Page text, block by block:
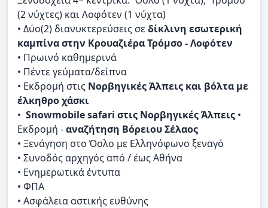
(2 νύχτες) και Λοφότεν (1 νύχτα)
• Δύο(2) διανυκτερεύσεις σεδίκλινη εσωτερική
καμπίνα στην Κρουαζιέρα Τρόμσο - Λοφότεν
• Πρωινό καθημερινά
• Πέντε γεύματα/δείπνα
• Εκδρομή στις Νορβηγικές Άλπεις και βόλτα με
έλκηθρο χάσκι
• Snowmobile safari στις Νορβηγικές Άλπεις •
Εκδρομή -αναζήτηση Βόρειου Σέλαoς
• Ξενάγηση στο Όσλο με Ελληνόφωνο ξεναγό
• Συνοδός αρχηγός από / έως Αθήνα
• Ενημερωτικά έντυπα
• ΦΠΑ
• Ασφάλεια αστικής ευθύνης